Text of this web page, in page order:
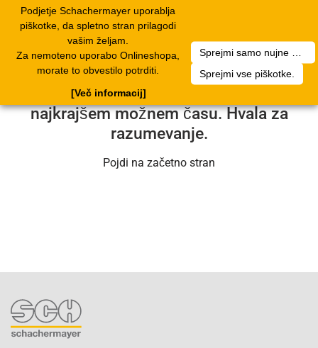
Podjetje Schachermayer uporablja
piškotke, da spletno stran prilagodi
vašim željam.
Za nemoteno uporabo Onlineshopa,
morate to obvestilo potrditi.
Sprejmi vse piškotke.
[Več informacij]
navigation
Na žalost je prišlo do tehnične težave.
Naša tehnična služba bo težavo rešila v
najkrajšem možnem času. Hvala za
razumevanje.
Pojdi na začetno stran